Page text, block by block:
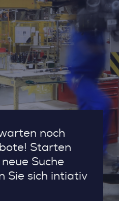
noch
Starten
Suche
Sie sich intiativ